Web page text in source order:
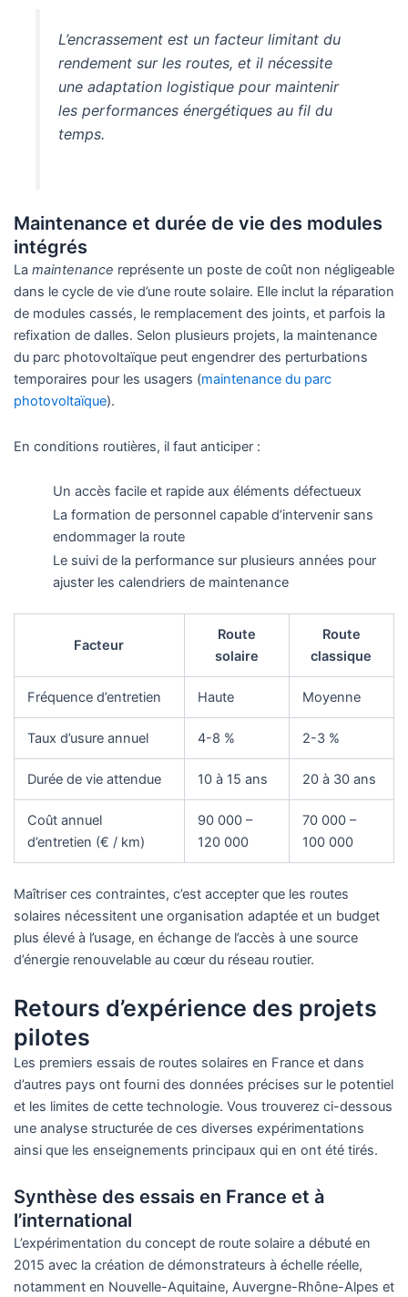
L’encrassement est un facteur limitant du
rendement sur les routes, et il nécessite
une adaptation logistique pour maintenir
les performances énergétiques au fil du
temps.
Maintenance et durée de vie des modules
intégrés
La maintenance représente un poste de coût non négligeable
dans le cycle de vie d’une route solaire. Elle inclut la réparation
de modules cassés, le remplacement des joints, et parfois la
refixation de dalles. Selon plusieurs projets, la maintenance
du parc photovoltaïque peut engendrer des perturbations
temporaires pour les usagers (maintenance du parc
photovoltaïque).
En conditions routières, il faut anticiper :
Un accès facile et rapide aux éléments défectueux
La formation de personnel capable d’intervenir sans
endommager la route
Le suivi de la performance sur plusieurs années pour
ajuster les calendriers de maintenance
Facteur
Route
solaire
Route
classique
Fréquence d’entretien Haute Moyenne
Taux d’usure annuel 4-8 % 2-3 %
Durée de vie attendue 10 à 15 ans 20 à 30 ans
Coût annuel
d’entretien (€ / km)
90 000 –
120 000
70 000 –
100 000
Maîtriser ces contraintes, c’est accepter que les routes
solaires nécessitent une organisation adaptée et un budget
plus élevé à l’usage, en échange de l’accès à une source
d’énergie renouvelable au cœur du réseau routier.
Retours d’expérience des projets
pilotes
Les premiers essais de routes solaires en France et dans
d’autres pays ont fourni des données précises sur le potentiel
et les limites de cette technologie. Vous trouverez ci-dessous
une analyse structurée de ces diverses expérimentations
ainsi que les enseignements principaux qui en ont été tirés.
Synthèse des essais en France et à
l’international
L’expérimentation du concept de route solaire a débuté en
2015 avec la création de démonstrateurs à échelle réelle,
notamment en Nouvelle-Aquitaine, Auvergne-Rhône-Alpes et